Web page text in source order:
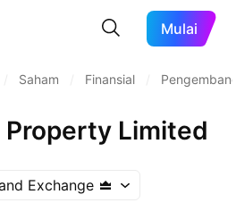
Mulai
Saham Finansial
Limited
Exchange